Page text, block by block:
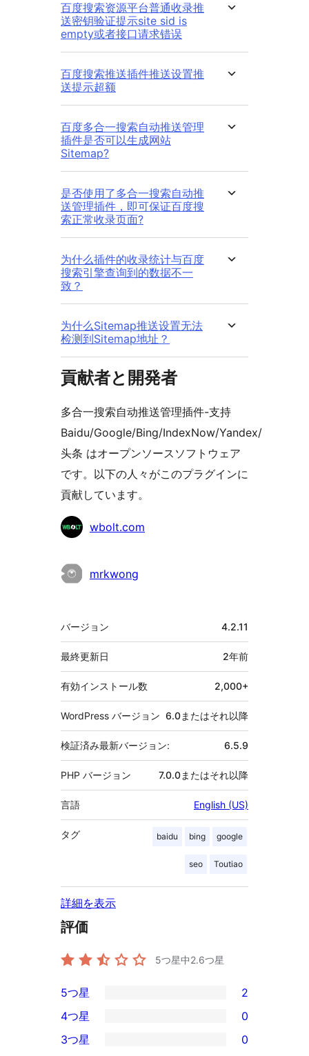
百度搜索资源平台普通收录推
送密钥验证提示site sid is
empty或者接口请求错误
百度搜索推送插件推送设置推
送提示超额
百度多合一搜索自动推送管理
插件是否可以生成网站
Sitemap?
是否使用了多合一搜索自动推
送管理插件，即可保证百度搜
索正常收录页面?
为什么插件的收录统计与百度
搜索引擎查询到的数据不一
致？
为什么Sitemap推送设置无法
检测到Sitemap地址？
貢献者と開発者
多合一搜索自动推送管理插件-支持
Baidu/Google/Bing/IndexNow/Yandex/
头条 はオープンソースソフトウェア
です。以下の人々がこのプラグインに
貢献しています。
貢
者
wbolt.com
mrkwong
メ
タ
バージョン 4.2.11
最終更新日 2年前
有効インストール数 2,000+
WordPress バージョン 6.0またはそれ以降
検証済み最新バージョン: 6.5.9
PHP バージョン 7.0.0またはそれ以降
言語 English (US)
タグ baidu bing google
seo Toutiao
詳細を表示
評価
5つ星中2.6つ星
2
5-
星
5つ星 2
4-
4つ星 0
0
3つ星 0